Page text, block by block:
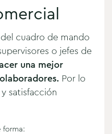
cuadro de mando
o jefes de
una mejor
Por lo
satisfacción
forma: